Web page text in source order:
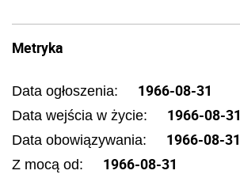
Metryka
Data ogłoszenia: 1966-08-31
Data wejścia w życie: 1966-08-31
Data obowiązywania: 1966-08-31
Z mocą od: 1966-08-31